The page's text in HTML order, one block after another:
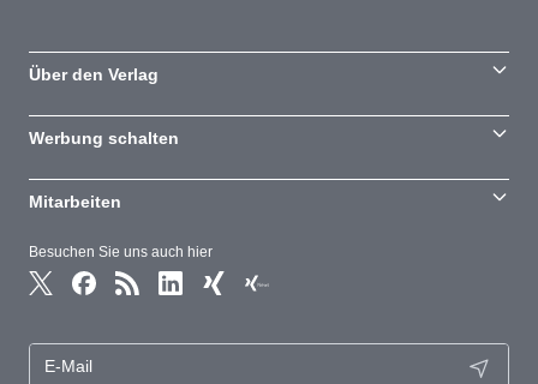
Besuchen Sie uns auch hier
Über den Verlag
Werbung schalten
Mitarbeiten